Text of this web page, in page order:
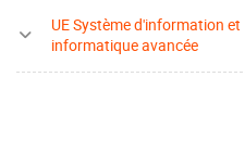
UE Système d'information et
informatique avancée